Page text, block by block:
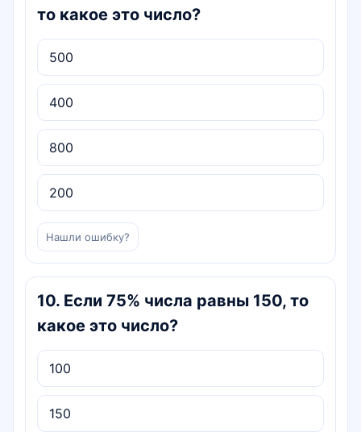
то какое это число?
500
400
800
200
Нашли ошибку?
10. Если 75% числа равны 150, то
какое это число?
100
150